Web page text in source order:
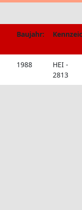
Baujahr:
1988
HEI -
2813